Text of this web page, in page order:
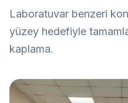
Laboratuvar benzeri
yüzey hedefiyle
kaplama.